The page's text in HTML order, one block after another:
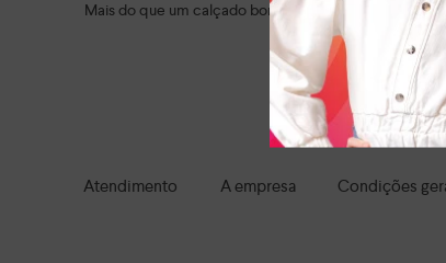
Mais do que um calçado bonito, a escolha certa faz
tranquilidade. Aqui,
Atendimento A empresa Condições